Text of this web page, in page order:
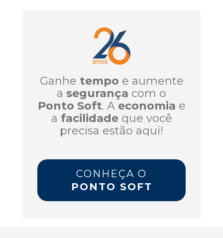
Ganhe tempo e aumente
a segurança com o
Ponto Soft. A economia e
a facilidadeque você
precisa estão aqui!
CONHEÇA O
PONTO SOFT